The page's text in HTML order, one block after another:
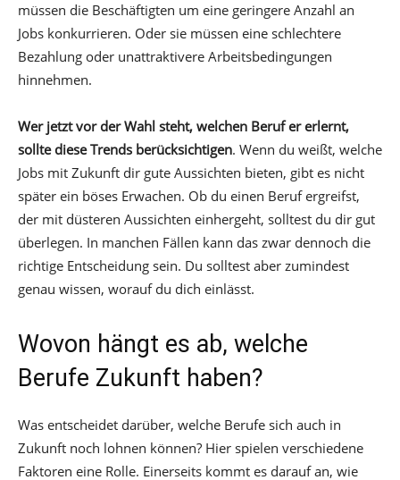
müssen die Beschäftigten um eine geringere Anzahl an
Jobs konkurrieren. Oder sie müssen eine schlechtere
Bezahlung oder unattraktivere Arbeitsbedingungen
hinnehmen.
Wer jetzt vor der Wahl steht, welchen Beruf er erlernt,
sollte diese Trends berücksichtigen. Wenn du weißt, welche
Jobs mit Zukunft dir gute Aussichten bieten, gibt es nicht
später ein böses Erwachen. Ob du einen Beruf ergreifst,
der mit düsteren Aussichten einhergeht, solltest du dir gut
überlegen. In manchen Fällen kann das zwar dennoch die
richtige Entscheidung sein. Du solltest aber zumindest
genau wissen, worauf du dich einlässt.
Wovon hängt es ab, welche
Berufe Zukunft haben?
Was entscheidet darüber, welche Berufe sich auch in
Zukunft noch lohnen können? Hier spielen verschiedene
Faktoren eine Rolle. Einerseits kommt es darauf an, wie